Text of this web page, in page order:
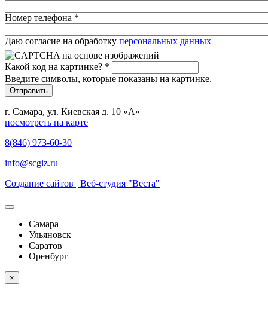
Номер телефона *
Сетка
Даю согласие на обработку персональных данных
Какой код на картинке? *
Введите символы, которые показаны на картинке.
г. Самара, ул. Киевская д. 10 «А»
посмотреть на карте
8(846) 973-60-30
info@scgiz.ru
Создание сайтов | Веб-студия "Веста"
Самара
Ульяновск
Саратов
Оренбург
×